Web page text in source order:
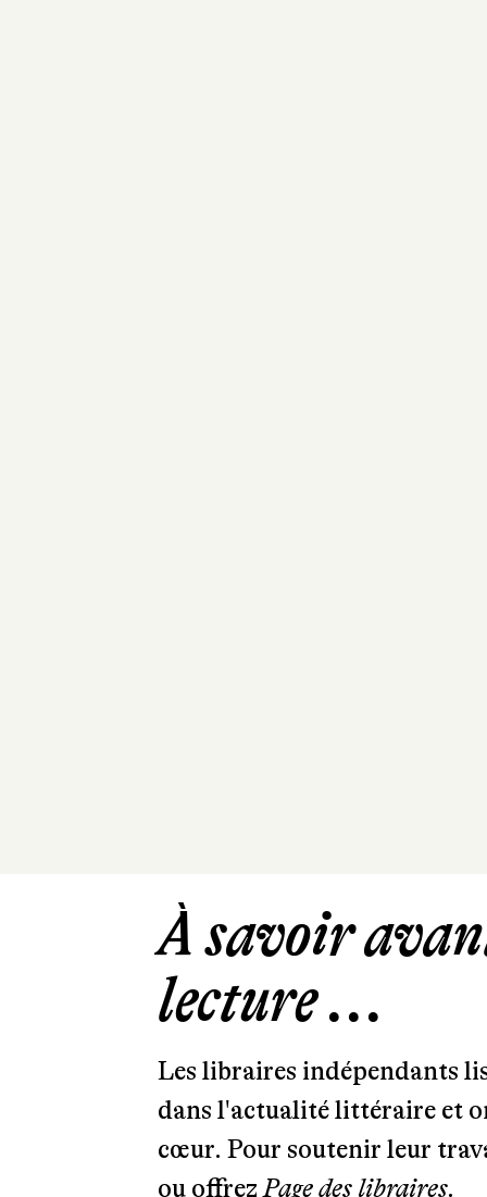
À savoir
lecture ...
Les libraires indépendants
dans l'actualité littéraire et
cœur. Pour soutenir leur
ou offrezPage des libraires.